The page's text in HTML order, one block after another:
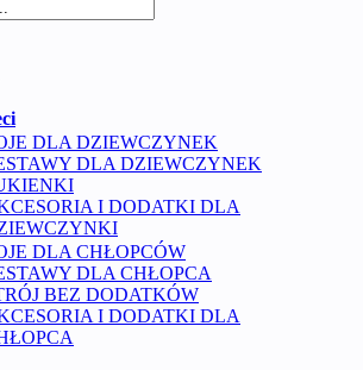
DLA DZIEWCZYNEK
DLA DZIEWCZYNEK
I DODATKI DLA
DLA CHŁOPCÓW
DLA CHŁOPCA
BEZ DODATKÓW
I DODATKI DLA